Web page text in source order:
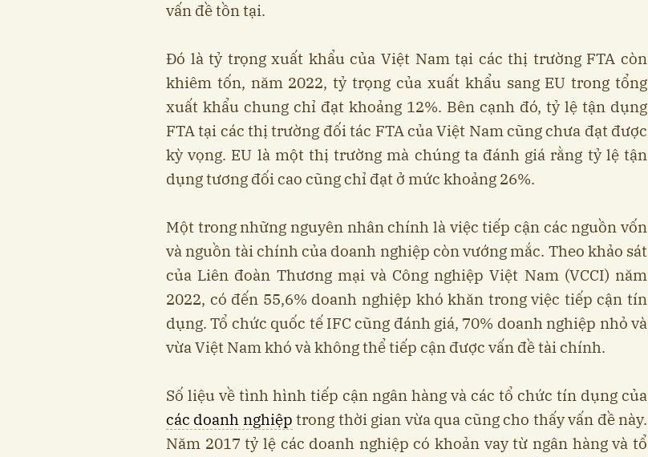
vấn đề tồn tại.
Đó là tỷ trọng xuất khẩu của Việt Nam tại các thị trường FTA còn
khiêm tốn, năm 2022, tỷ trọng của xuất khẩu sang EU trong tổng
xuất khẩu chung chỉ đạt khoảng 12%. Bên cạnh đó, tỷ lệ tận dụng
FTA tại các thị trường đối tác FTA của Việt Nam cũng chưa đạt được
kỳ vọng. EU là một thị trường mà chúng ta đánh giá rằng tỷ lệ tận
dụng tương đối cao cũng chỉ đạt ở mức khoảng 26%.
Một trong những nguyên nhân chính là việc tiếp cận các nguồn vốn
và nguồn tài chính của doanh nghiệp còn vướng mắc. Theo khảo sát
của Liên đoàn Thương mại và Công nghiệp Việt Nam (VCCI) năm
2022, có đến 55,6% doanh nghiệp khó khăn trong việc tiếp cận tín
dụng. Tổ chức quốc tế IFC cũng đánh giá, 70% doanh nghiệp nhỏ và
vừa Việt Nam khó và không thể tiếp cận được vấn đề tài chính.
Số liệu về tình hình tiếp cận ngân hàng và các tổ chức tín dụng của
các doanh nghiệp trong thời gian vừa qua cũng cho thấy vấn đề này.
Năm 2017 tỷ lệ các doanh nghiệp có khoản vay từ ngân hàng và tổ